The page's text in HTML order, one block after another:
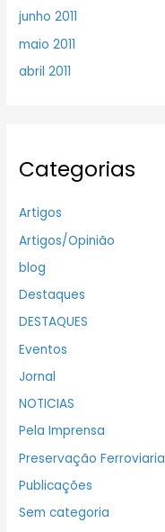
junho 2011
maio 2011
abril 2011
Categorias
Artigos
Artigos/Opinião
blog
Destaques
DESTAQUES
Eventos
Jornal
NOTICIAS
Pela Imprensa
Preservação Ferroviaria
Publicações
Sem categoria